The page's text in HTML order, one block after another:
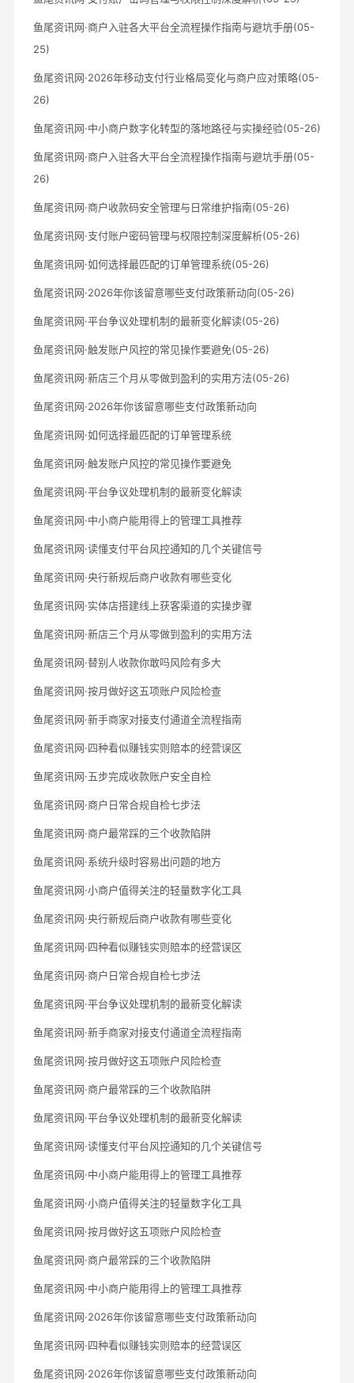
鱼尾资讯网·商户入驻各大平台全流程操作指南与避坑手册(05-
25)
鱼尾资讯网·2026年移动支付行业格局变化与商户应对策略(05-
26)
鱼尾资讯网·中小商户数字化转型的落地路径与实操经验(05-26)
鱼尾资讯网·商户入驻各大平台全流程操作指南与避坑手册(05-
26)
鱼尾资讯网·商户收款码安全管理与日常维护指南(05-26)
鱼尾资讯网·支付账户密码管理与权限控制深度解析(05-26)
鱼尾资讯网·如何选择最匹配的订单管理系统(05-26)
鱼尾资讯网·2026年你该留意哪些支付政策新动向(05-26)
鱼尾资讯网·平台争议处理机制的最新变化解读(05-26)
鱼尾资讯网·触发账户风控的常见操作要避免(05-26)
鱼尾资讯网·新店三个月从零做到盈利的实用方法(05-26)
鱼尾资讯网·2026年你该留意哪些支付政策新动向
鱼尾资讯网·如何选择最匹配的订单管理系统
鱼尾资讯网·触发账户风控的常见操作要避免
鱼尾资讯网·平台争议处理机制的最新变化解读
鱼尾资讯网·中小商户能用得上的管理工具推荐
鱼尾资讯网·读懂支付平台风控通知的几个关键信号
鱼尾资讯网·央行新规后商户收款有哪些变化
鱼尾资讯网·实体店搭建线上获客渠道的实操步骤
鱼尾资讯网·新店三个月从零做到盈利的实用方法
鱼尾资讯网·替别人收款你敢吗风险有多大
鱼尾资讯网·按月做好这五项账户风险检查
鱼尾资讯网·新手商家对接支付通道全流程指南
鱼尾资讯网·四种看似赚钱实则赔本的经营误区
鱼尾资讯网·五步完成收款账户安全自检
鱼尾资讯网·商户日常合规自检七步法
鱼尾资讯网·商户最常踩的三个收款陷阱
鱼尾资讯网·系统升级时容易出问题的地方
鱼尾资讯网·小商户值得关注的轻量数字化工具
鱼尾资讯网·央行新规后商户收款有哪些变化
鱼尾资讯网·四种看似赚钱实则赔本的经营误区
鱼尾资讯网·商户日常合规自检七步法
鱼尾资讯网·平台争议处理机制的最新变化解读
鱼尾资讯网·新手商家对接支付通道全流程指南
鱼尾资讯网·按月做好这五项账户风险检查
鱼尾资讯网·商户最常踩的三个收款陷阱
鱼尾资讯网·平台争议处理机制的最新变化解读
鱼尾资讯网·读懂支付平台风控通知的几个关键信号
鱼尾资讯网·中小商户能用得上的管理工具推荐
鱼尾资讯网·小商户值得关注的轻量数字化工具
鱼尾资讯网·按月做好这五项账户风险检查
鱼尾资讯网·商户最常踩的三个收款陷阱
鱼尾资讯网·中小商户能用得上的管理工具推荐
鱼尾资讯网·2026年你该留意哪些支付政策新动向
鱼尾资讯网·四种看似赚钱实则赔本的经营误区
鱼尾资讯网·2026年你该留意哪些支付政策新动向